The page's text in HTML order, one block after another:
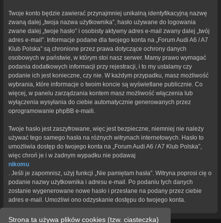
Strona ta używa plików cookies (tzw. ciasteczka)
Twoje konto będzie zawierać przynajmniej unikalną identyfikacyjną nazwę
zwaną dalej „twoja nazwa użytkownika”, hasło używane do logowania
zwane dalej „twoje hasło” i osobisty aktywny adres e-mail zwany dalej „twój
adres e-mail”. Informacje podane dla twojego konta na „Forum Audi A6 / A7
Klub Polska” są chronione przez prawa dotyczące ochrony danych
osobowych w państwie, w którym stoi nasz serwer. Mamy prawo wymagać
podania dodatkowych informacji przy rejestracji, i to my ustalamy czy
podanie ich jest konieczne, czy nie. W każdym przypadku, masz możliwość
wybrania, które informacje o twoim koncie są wyświetlane publicznie. Co
więcej, w panelu zarządzania kontem masz możliwość włączenia lub
wyłączenia wysyłania do ciebie automatycznie generowanych przez
oprogramowanie phpBB e-maili.
Twoje hasło jest zaszyfrowane, więc jest bezpieczne, niemniej nie należy
używać tego samego hasła na różnych witrynach internetowych. Hasło to
umożliwia dostęp do twojego konta na „Forum Audi A6 / A7 Klub Polska”,
więc chroń je i w żadnym wypadku nie podawaj
nikomu
. Jeśli je zapomnisz, użyj funkcji „Nie pamiętam hasła”. Witryna poprosi cię o
podanie nazwy użytkownika i adresu e-mail. Po podaniu tych danych
zostanie wygenerowane nowe hasło i przesłane na podany przez ciebie
adres e-mail. Umożliwi ono odzyskanie dostępu do twojego konta.